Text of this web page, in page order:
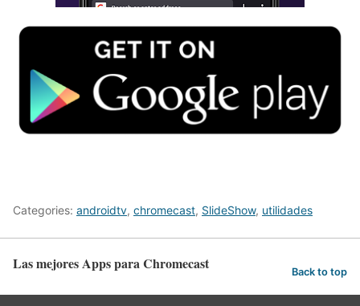
Categories: androidtv, chromecast, SlideShow, utilidades
Las mejores Apps para Chromecast Back to top